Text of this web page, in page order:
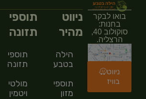
בואו לבקר
בחנות:
סוקולוב 40,
הרצליה.
ניווט
בוויז
ניווט
מהיר
הילה
בטבע
תוספי
מזון
תוספי
תזונה
תוספי
תזונה
מולטי
ויטמין